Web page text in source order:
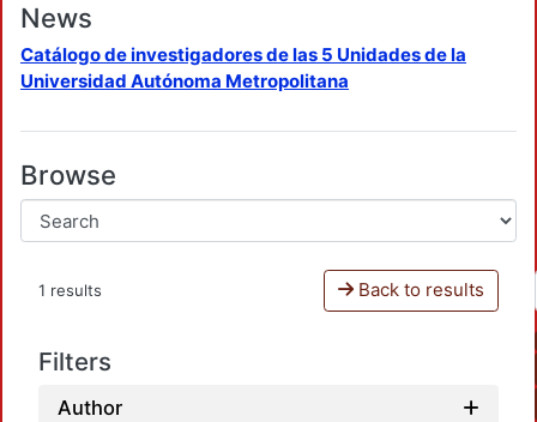
News
Catálogo de investigadores de las 5 Unidades de la
Universidad Autónoma Metropolitana
Browse
1 results Back to results
Filters
Author